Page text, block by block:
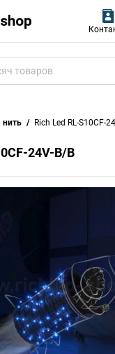
нить Rich Led RL-S10CF-
24V-B/B